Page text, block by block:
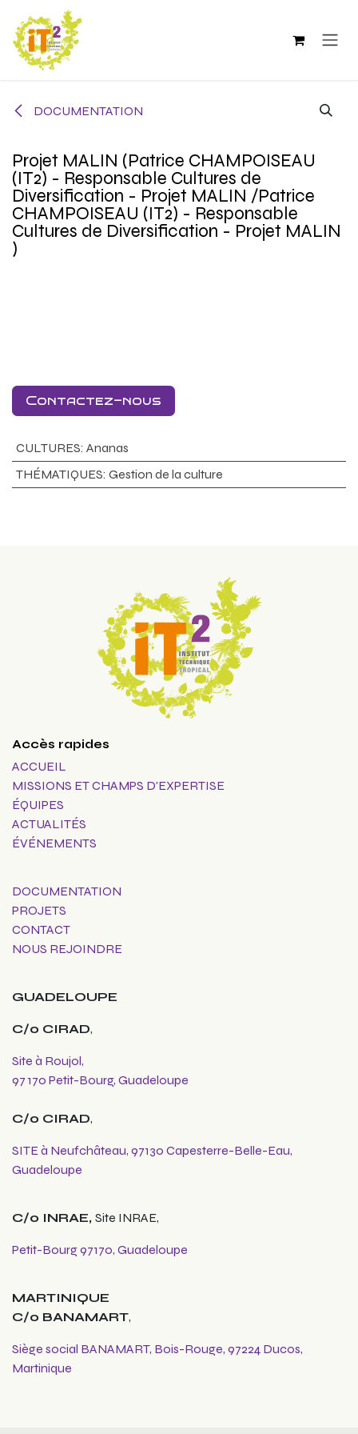
Se rendre au contenu
DOCUMENTATION
Projet MALIN (Patrice CHAMPOISEAU
(IT2) - Responsable Cultures de
Diversification - Projet MALIN /Patrice
CHAMPOISEAU (IT2) - Responsable
Cultures de Diversification - Projet MALIN
)
Contactez-nous
CULTURES: Ananas
THÉMATIQUES: Gestion de la culture
C/o INRAE, Site INRAE,
Petit-Bourg 97170, Guadeloupe
Accès rapides
ACCUEIL
MISSIONS ET CHAMPS D'EXPERTISE
ÉQUIPES
ACTUALITÉS
ÉVÉNEMENTS
DOCUMENTATION
PROJETS
CONTACT
NOUS REJOINDRE
GUADELOUPE
C/o CIRAD,
Site à Roujol,
97 170 Petit-Bourg, Guadeloupe
C/o CIRAD,
SITE à Neufchâteau, 97130 Capesterre-Belle-Eau,
Guadeloupe
MARTINIQUE
C/o BANAMART,
Siège social BANAMART, Bois-Rouge, 97224 Ducos,
Martinique